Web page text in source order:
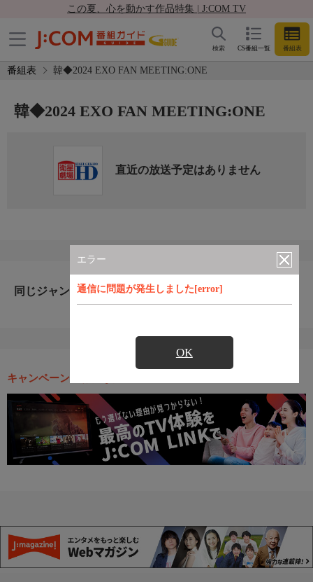
この夏、心を動かす作品特集 | J:COM TV
CS番組一覧 番組表
検索
番組表 韓◆2024 EXO FAN MEETING:ONE
エラー
通信に問題が発生しました[error]
OK
韓◆2024 EXO FAN MEETING:ONE
直近の放送予定はありません
同じジャンルのおすすめ番組
キャンペーン・お得な情報